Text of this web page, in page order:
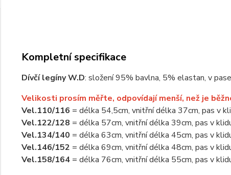
Kompletní specifikace
Dívčí legíny W.D: složení 95% bavlna, 5% elastan, v
Velikosti prosím měřte, odpovídají menší, než je
Vel.110/116 = délka 54,5cm, vnitřní délka 37cm, pas v
Vel.122/128 = délka 57cm, vnitřní délka 39cm, pas v
Vel.134/140 = délka 63cm, vnitřní délka 45cm, pas v
Vel.146/152 = délka 69cm, vnitřní délka 48cm, pas v
Vel.158/164= délka 76cm, vnitřní délka 55cm, pas v